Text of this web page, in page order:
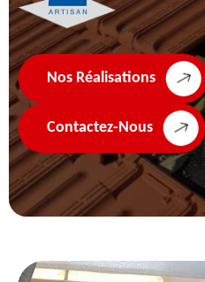
Nos Réalisations
Contactez-Nous